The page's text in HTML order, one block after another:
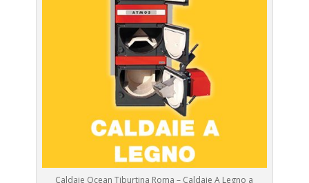
Caldaie Ocean Tiburtina Roma – Caldaie A Legno a